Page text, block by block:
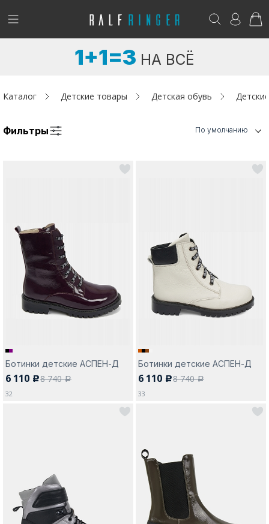
!
Женщинам
Акции / Новости
Адреса магазинов
Да, все верно Изменить город
Возникли вопросы? - club@ralf.ru
1+1=3 НА ВСЁ
Каталог Детские товары Детская обувь
Фильтры По умолчанию
Ботинки детские АСПЕН-Д
6 110 c8 740a
32
Ботинки детские АСПЕН-Д
6 110 c8 740a
33